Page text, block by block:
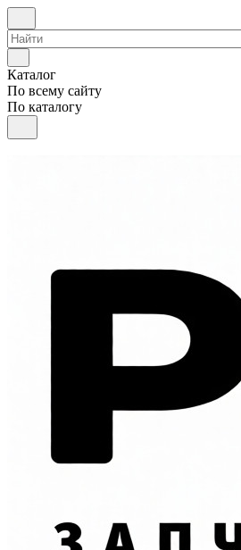
Каталог
По всему сайту
По каталогу